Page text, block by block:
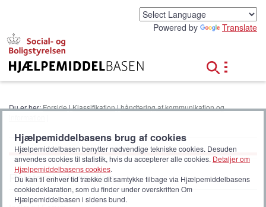
d
Powered by Translate
Du er her:Forside|Klassifikation|håndtering af kommunikation og
Relateret information
Hjælpemiddelbasens brug af cookies
Hjælpemiddelbasen benytter nødvendige tekniske cookies. Desuden
anvendes cookies til statistik, hvis du accepterer alle cookies. Detaljer om
Hjælpemiddelbasens cookies.
Du kan til enhver tid trække dit samtykke tilbage via Hjælpemiddelbasens
cookiedeklaration, som du finder under overskriften Om
Hjælpemiddelbasen i sidens bund.